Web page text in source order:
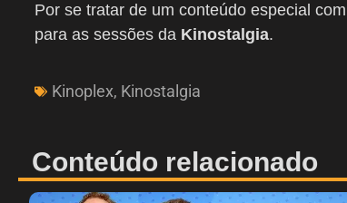
Por se tratar de um conteúdo especial
para as sessões da Kinostalgia.
Kinoplex, Kinostalgia
Conteúdo relacionado